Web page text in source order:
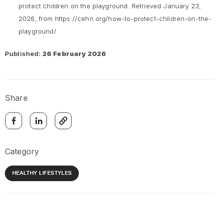
protect children on the playground . Retrieved January 23,
2026, from https://cehn.org/how-to-protect-children-on-the-
playground/
Published: 26 February 2026
Share
Category
HEALTHY LIFESTYLES